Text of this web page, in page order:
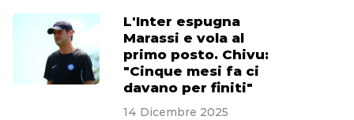
L'Inter espugna
Marassi e vola al
primo posto. Chivu:
"Cinque mesi fa ci
davano per finiti"
14 Dicembre 2025